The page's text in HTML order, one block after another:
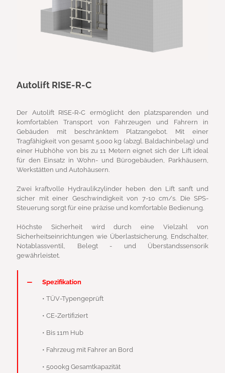
Autolift RISE-R-C
Der Autolift RISE-R-C ermöglicht den platzsparenden und
komfortablen Transport von Fahrzeugen und Fahrern in
Gebäuden mit beschränktem Platzangebot. Mit einer
Tragfähigkeit von gesamt 5.000 kg (abzgl. Baldachinbelag) und
einer Hubhöhe von bis zu 11 Metern eignet sich der Lift ideal
für den Einsatz in Wohn- und Bürogebäuden, Parkhäusern,
Werkstätten und Autohäusern.
Zwei kraftvolle Hydraulikzylinder heben den Lift sanft und
sicher mit einer Geschwindigkeit von 7-10 cm/s. Die SPS-
Steuerung sorgt für eine präzise und komfortable Bedienung.
Höchste Sicherheit wird durch eine Vielzahl von
Sicherheitseinrichtungen wie Überlastsicherung, Endschalter,
Notablassventil, Belegt - und Überstandssensorik
gewährleistet.
Spezifikation
• TÜV-Typengeprüft
• CE-Zertifiziert
• Bis 11m Hub
• Fahrzeug mit Fahrer an Bord
• 5000kg Gesamtkapazität